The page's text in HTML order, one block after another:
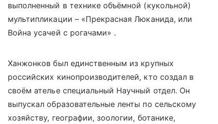
выполненный в технике объёмной (кукольной)
мультипликации – «Прекрасная Люканида, или
Война усачей с рогачами» .
Ханжонков был единственным из крупных
российских кинопроизводителей, кто создал в
своём ателье специальный Научный отдел. Он
выпускал образовательные ленты по сельскому
хозяйству, географии, зоологии, ботанике,